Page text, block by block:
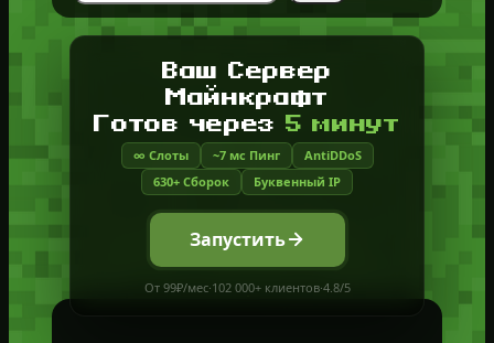
Ваш Сервер
Майнкрафт
Готов через 5 минут
∞ Слоты ~7 мс Пинг
AntiDDoS
630+ Сборок
Буквенный IP
Запустить
От 99₽/мес·102 000+ клиентов·4.8/5